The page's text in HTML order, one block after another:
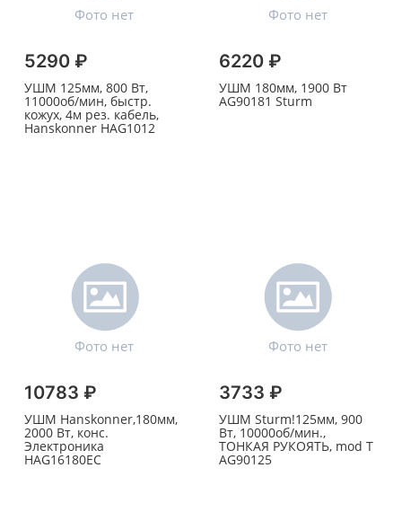
5290 ₽
УШМ 125мм, 800 Вт,
11000об/мин, быстр.
кожух, 4м рез. кабель,
Hanskonner HAG1012
6220 ₽
УШМ 180мм, 1900 Вт
AG90181 Sturm
10783 ₽
УШМ Hanskonner,180мм,
2000 Вт, конс.
Электроника
HAG16180ЕС
3733 ₽
УШМ Sturm!125мм, 900
Вт, 10000об/мин.,
ТОНКАЯ РУКОЯТЬ, mod T
AG90125